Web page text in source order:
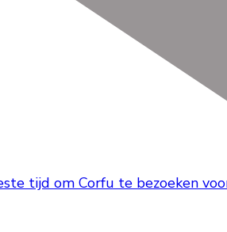
tijd om Corfu te bezoeken